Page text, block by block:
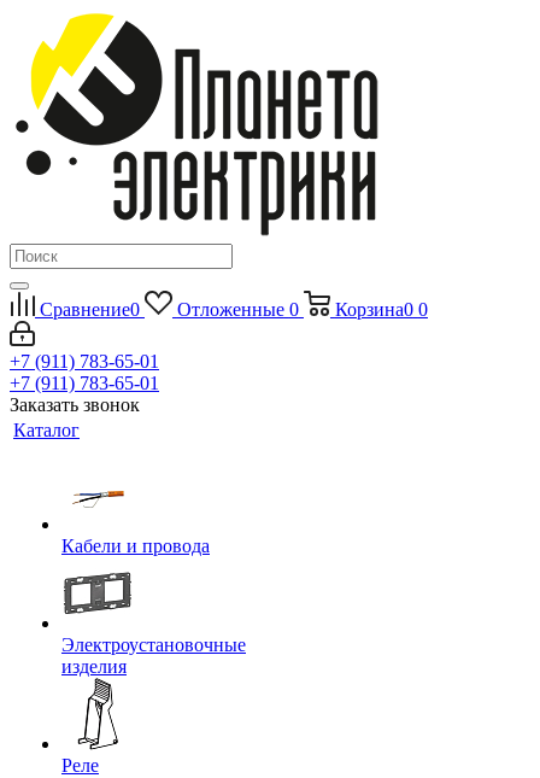
Сравнение0 Отложенные 0 Корзина0 0
+7 (911) 783-65-01
+7 (911) 783-65-01
Заказать звонок
Каталог
Кабели и провода
Электроустановочные
изделия
Реле